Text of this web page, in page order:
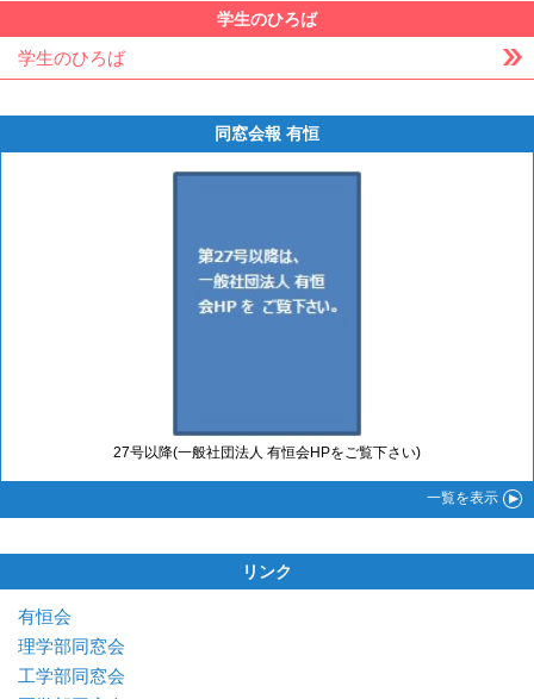
学生のひろば
学生のひろば
同窓会報 有恒
27号以降(一般社団法人 有恒会HPをご覧下さい)
一覧を表示
リンク
有恒会
理学部同窓会
工学部同窓会